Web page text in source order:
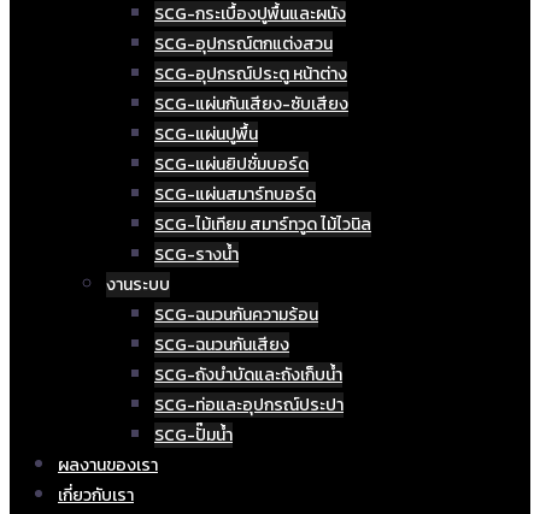
SCG-กระเบื้องปูพื้นและผนัง
SCG-อุปกรณ์ตกแต่งสวน
SCG-อุปกรณ์ประตู หน้าต่าง
SCG-แผ่นกันเสียง-ซับเสียง
SCG-แผ่นปูพื้น
SCG-แผ่นยิปซั่มบอร์ด
SCG-แผ่นสมาร์ทบอร์ด
SCG-ไม้เทียม สมาร์ทวูด ไม้ไวนิล
SCG-รางน้ำ
งานระบบ
SCG-ฉนวนกันความร้อน
SCG-ฉนวนกันเสียง
SCG-ถังบำบัดและถังเก็บน้ำ
SCG-ท่อและอุปกรณ์ประปา
SCG-ปั๊มน้ำ
ผลงานของเรา
เกี่ยวกับเรา